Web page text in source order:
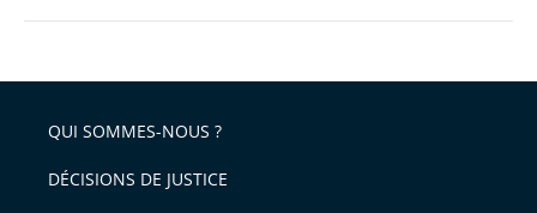
a
appliqué
QUI SOMMES-NOUS ?
DÉCISIONS DE JUSTICE